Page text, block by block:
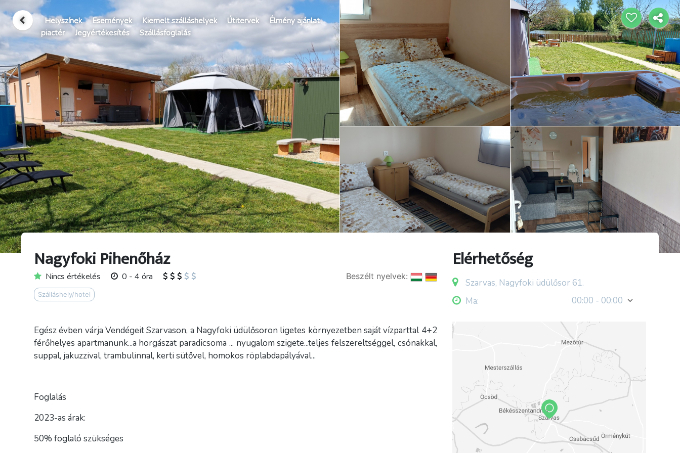
Helyszínek Események Kiemelt szálláshelyek Útitervek
Élmény ajánlat
piactér
Jegyértékesítés Szállásfoglalás
Nagyfoki Pihenőház
Nincs értékelés 0 - 4 óra Beszélt nyelvek:
Szálláshely/hotel
Egész évben várja Vendégeit Szarvason, a Nagyfoki üdülősoron ligetes környezetben saját vízparttal 4+2
férőhelyes apartmanunk...a horgászat paradicsoma ... nyugalom szigete...teljes felszereltséggel, csónakkal,
suppal, jakuzzival, trambulinnal, kerti sütővel, homokos röplabdapályával...
Foglalás
2023-as árak:
50% foglaló szükséges
Elérhetőség
Szarvas, Nagyfoki üdülősor 61.
Ma:
00:00 - 00:00